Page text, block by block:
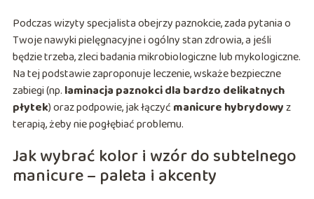
Podczas wizyty specjalista obejrzy paznokcie, zada pytania o
Twoje nawyki pielęgnacyjne i ogólny stan zdrowia, a jeśli
będzie trzeba, zleci badania mikrobiologiczne lub mykologiczne.
Na tej podstawie zaproponuje leczenie, wskaże bezpieczne
zabiegi (np. laminacja paznokci dla bardzo delikatnych
płytek) oraz podpowie, jak łączyć manicure hybrydowyz
terapią, żeby nie pogłębiać problemu.
Jak wybrać kolor i wzór do subtelnego
manicure – paleta i akcenty